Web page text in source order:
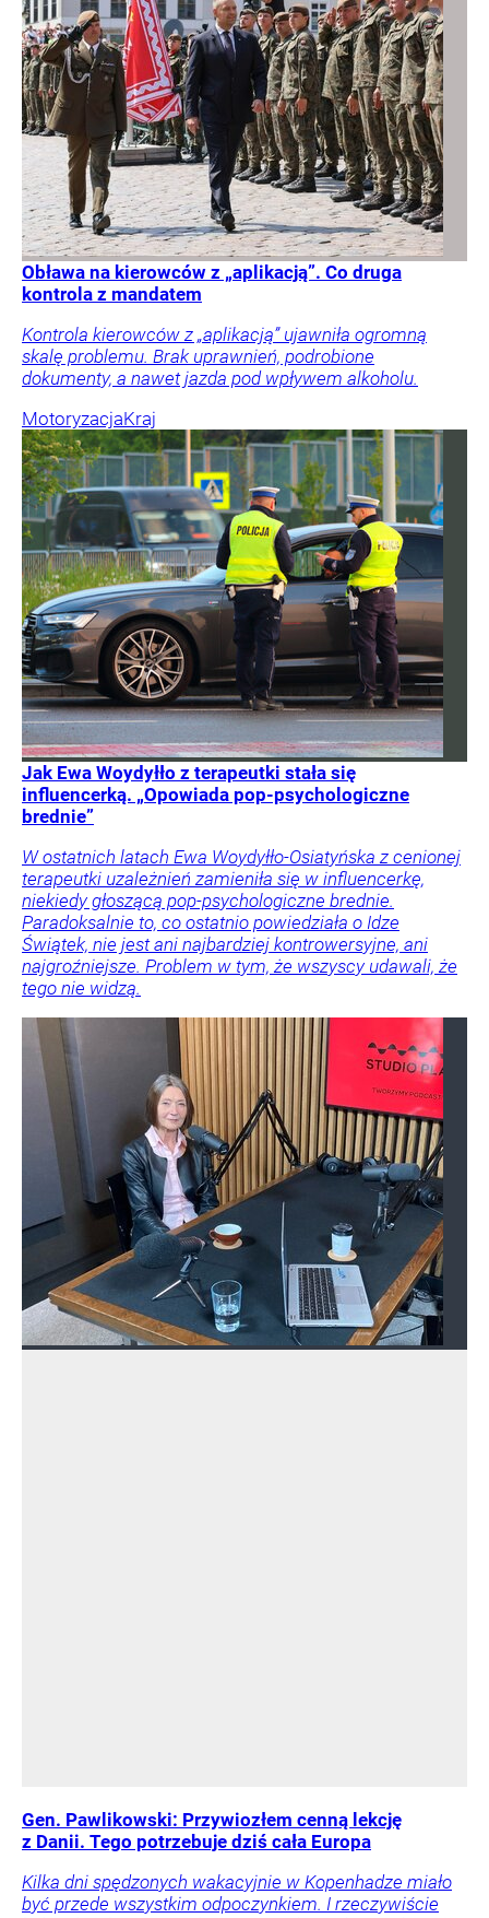
Obława na kierowców z „aplikacją”. Co druga
kontrola z mandatem
Kontrola kierowców z „aplikacją” ujawniła ogromną
skalę problemu. Brak uprawnień, podrobione
dokumenty, a nawet jazda pod wpływem alkoholu.
MotoryzacjaKraj
Jak Ewa Woydyłło z terapeutki stała się
influencerką. „Opowiada pop-psychologiczne
brednie”
W ostatnich latach Ewa Woydyłło-Osiatyńska z cenionej
terapeutki uzależnień zamieniła się w influencerkę,
niekiedy głoszącą pop-psychologiczne brednie.
Paradoksalnie to, co ostatnio powiedziała o Idze
Świątek, nie jest ani najbardziej kontrowersyjne, ani
najgroźniejsze. Problem w tym, że wszyscy udawali, że
tego nie widzą.
Gen. Pawlikowski: Przywiozłem cenną lekcję
z Danii. Tego potrzebuje dziś cała Europa
Kilka dni spędzonych wakacyjnie w Kopenhadze miało
być przede wszystkim odpoczynkiem. I rzeczywiście